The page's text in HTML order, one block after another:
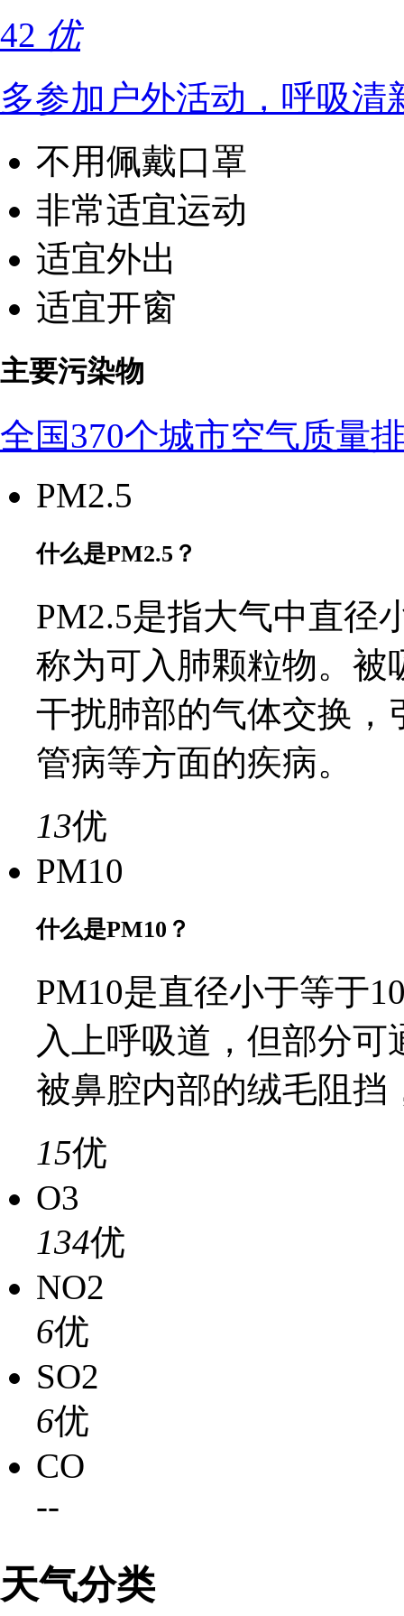
42 优
多参加户外活动，呼吸清
不用佩戴口罩
非常适宜运动
适宜外出
适宜开窗
主要污染物
全国370个城市空气质量
PM2.5
什么是PM2.5？
PM2.5是指大气中直径
称为可入肺颗粒物。被
干扰肺部的气体交换，
管病等方面的疾病。
13优
PM10
什么是PM10？
PM10是直径小于等于
入上呼吸道，但部分
被鼻腔内部的绒毛阻挡
15优
O3
134优
NO2
6优
SO2
6优
CO
--
天气分类